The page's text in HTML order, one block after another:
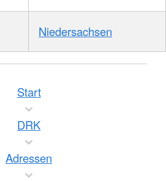
Niedersachsen
Start
DRK
Adressen